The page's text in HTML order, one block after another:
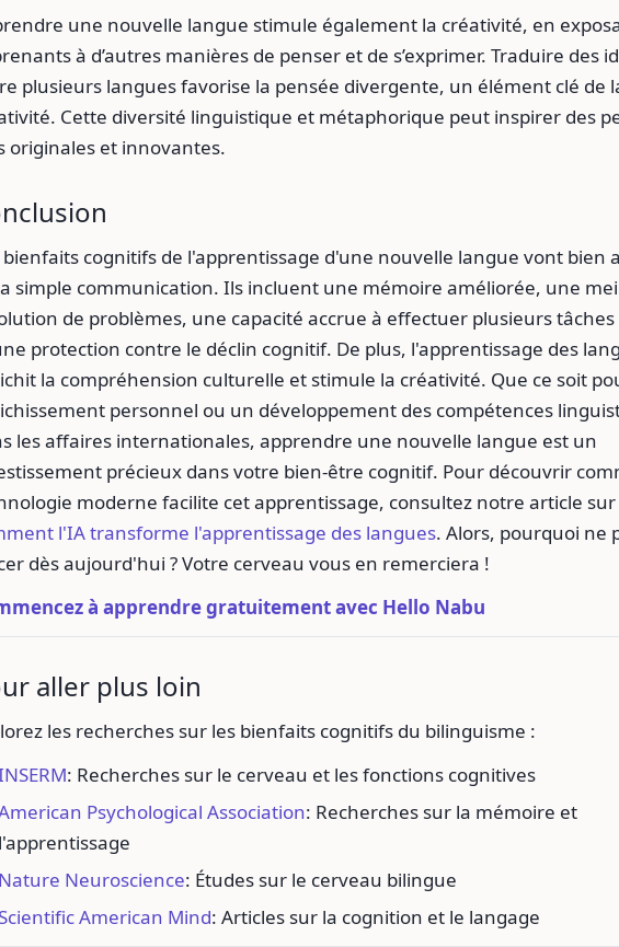
une nouvelle langue stimule également la créativité, en
à d’autres manières de penser et de s’exprimer. Traduire des
plusieurs langues favorise la pensée divergente, un élément clé de
Cette diversité linguistique et métaphorique peut inspirer des
originales et innovantes.
bienfaits cognitifs de l'apprentissage d'une nouvelle langue vont bien
simple communication. Ils incluent une mémoire améliorée, une
de problèmes, une capacité accrue à effectuer plusieurs tâches
protection contre le déclin cognitif. De plus, l'apprentissage des
la compréhension culturelle et stimule la créativité. Que ce soit
personnel ou un développement des compétences
les affaires internationales, apprendre une nouvelle langue est un
précieux dans votre bien-être cognitif. Pour découvrir
moderne facilite cet apprentissage, consultez notre article sur
l'IA transforme l'apprentissage des langues. Alors, pourquoi ne
dès aujourd'hui ? Votre cerveau vous en remerciera !
à apprendre gratuitement avec Hello Nabu
aller plus loin
les recherches sur les bienfaits cognitifs du bilinguisme :
: Recherches sur le cerveau et les fonctions cognitives
Psychological Association: Recherches sur la mémoire et
l'apprentissage
Nature Neuroscience: Études sur le cerveau bilingue
Scientific American Mind: Articles sur la cognition et le langage